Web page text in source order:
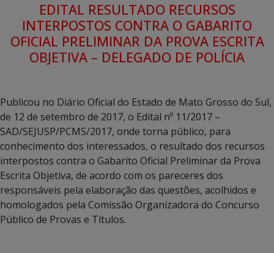
EDITAL RESULTADO RECURSOS
INTERPOSTOS CONTRA O GABARITO
OFICIAL PRELIMINAR DA PROVA ESCRITA
OBJETIVA – DELEGADO DE POLÍCIA
Publicou no Diário Oficial do Estado de Mato Grosso do Sul,
de 12 de setembro de 2017, o Edital nº 11/2017 –
SAD/SEJUSP/PCMS/2017, onde torna público, para
conhecimento dos interessados, o resultado dos recursos
interpostos contra o Gabarito Oficial Preliminar da Prova
Escrita Objetiva, de acordo com os pareceres dos
responsáveis pela elaboração das questões, acolhidos e
homologados pela Comissão Organizadora do Concurso
Público de Provas e Títulos.